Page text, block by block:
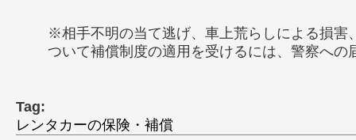
※相手不明の当て逃げ、車上荒らしによる損害
ついて補償制度の適用を受けるには、警察への
Tag:
レンタカーの保険・補償